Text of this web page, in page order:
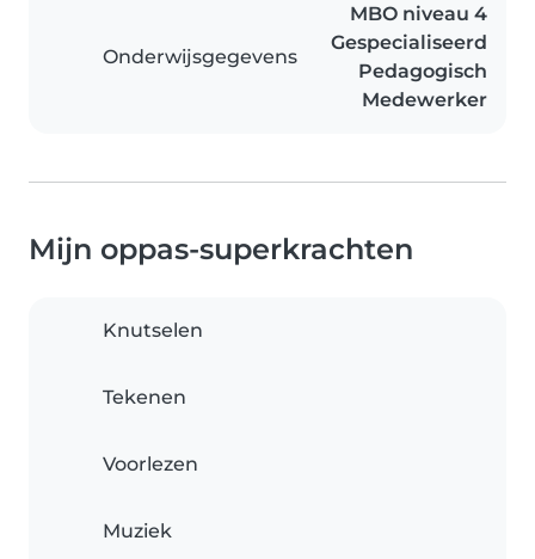
Onderwijsgegevens
MBO niveau 4
Gespecialiseerd
Pedagogisch
Medewerker
Mijn oppas-superkrachten
Knutselen
Tekenen
Voorlezen
Muziek